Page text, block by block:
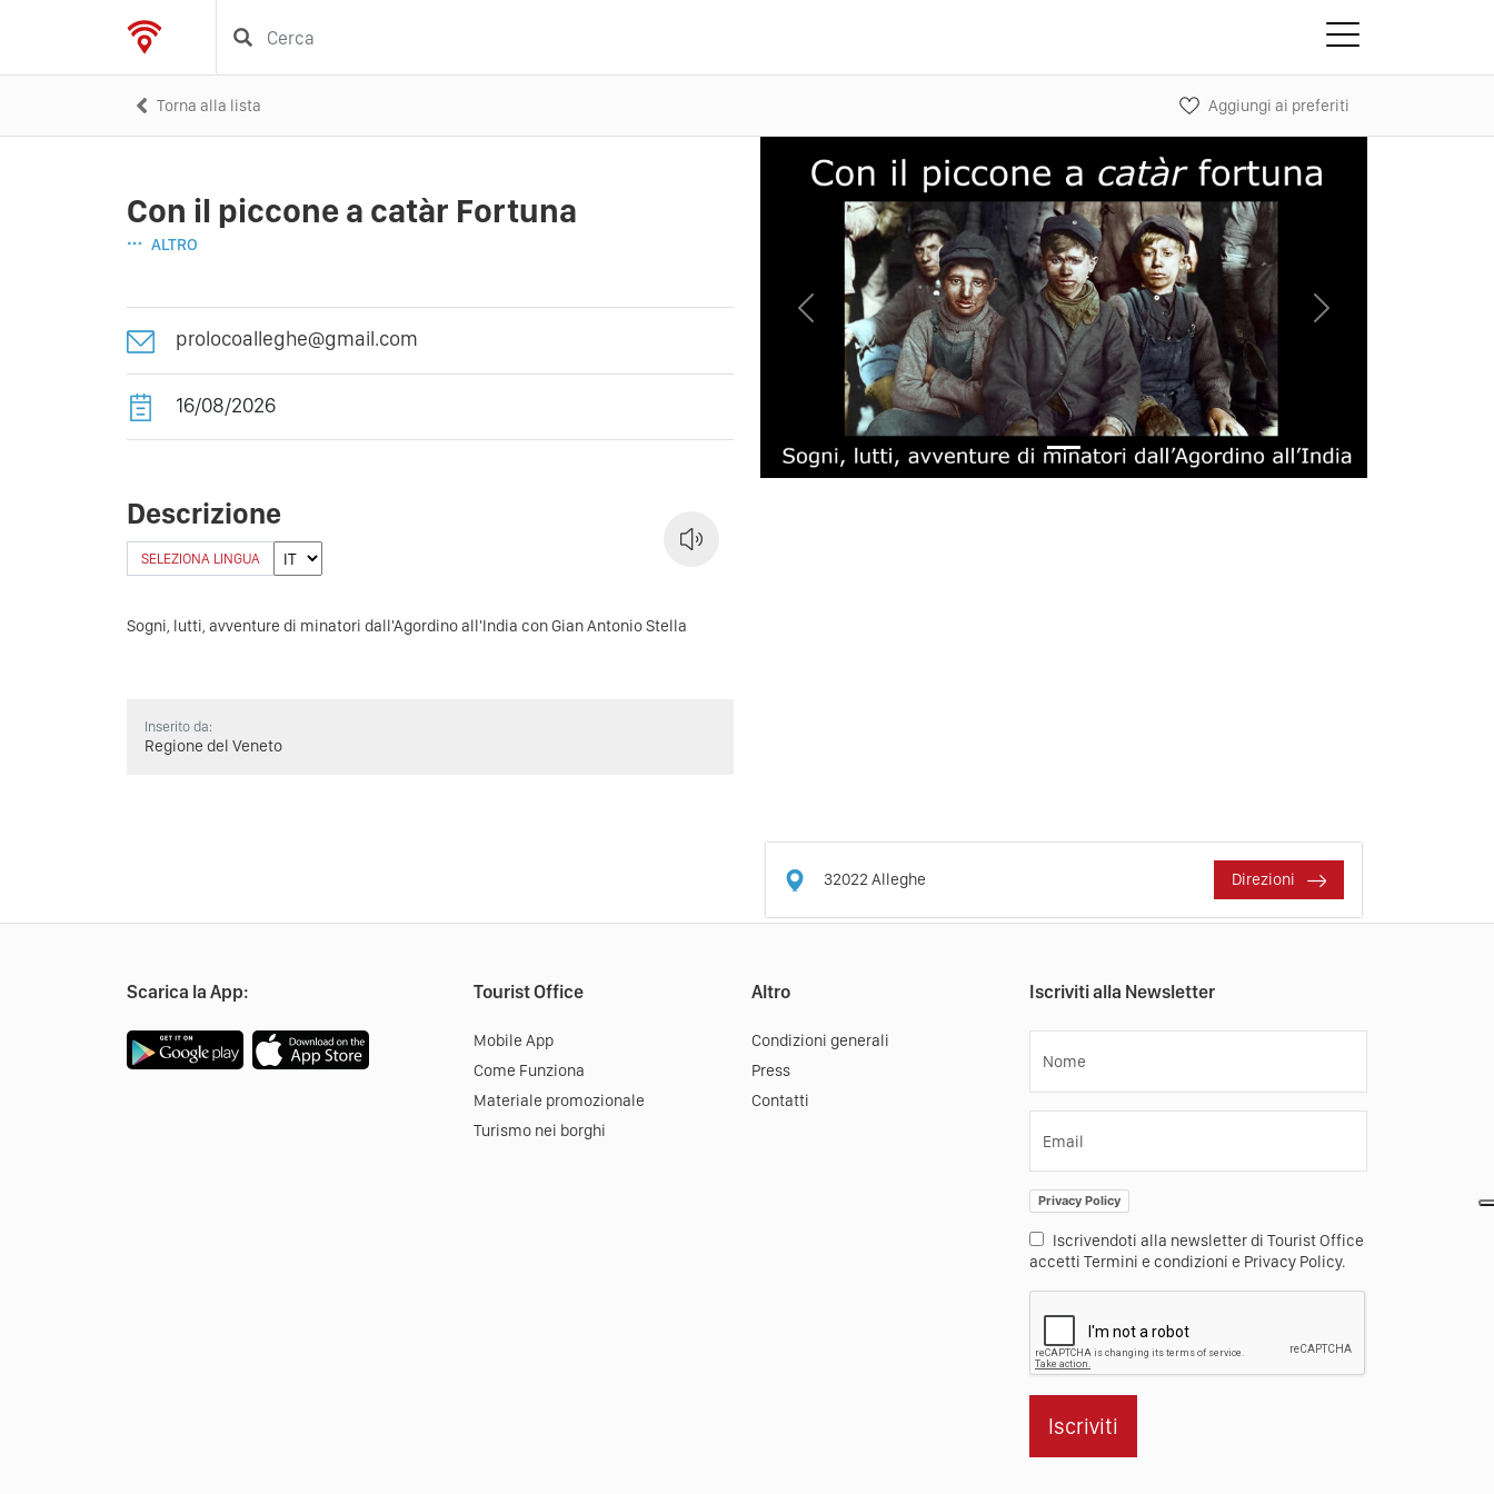
Torna alla lista Aggiungi ai preferiti
Con il piccone a catàr Fortuna
ALTRO
prolocoalleghe@gmail.com
16/08/2026
Descrizione
SELEZIONA LINGUA
Sogni, lutti, avventure di minatori dall'Agordino all'India con Gian Antonio Stella
Inserito da:
Regione del Veneto
Previous Next
32022Alleghe Direzioni
Scarica la App: Tourist Office
Mobile App
Come Funziona
Materiale promozionale
Turismo nei borghi
Altro
Condizioni generali
Press
Contatti
Iscriviti alla Newsletter
Nome
Email
Privacy Policy
Iscrivendoti alla newsletter di Tourist Office
accetti Termini e condizioni e Privacy Policy.
Iscriviti